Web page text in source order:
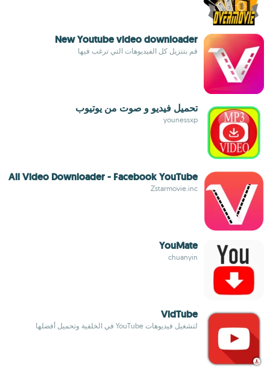
New Youtube video downloader
قم بتنزيل كل الفيديوهات التي ترغب فيها
تحميل فيديو و صوت من يوتيوب
younessxp
All Video Downloader - Facebook YouTube
Zstarmovie.inc
YouMate
chuanyin
VidTube
لتشغيل فيديوهات YouTube في الخلفية وتحميل أفضلها